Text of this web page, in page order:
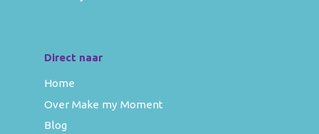
Direct naar
Home
Over Make my Moment
Blog